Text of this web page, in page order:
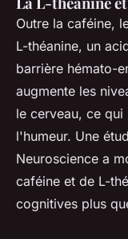
Outre la caféine,
L-théanine, un
barrière hémato-
augmente les
le cerveau, ce
l'humeur. Une
Neuroscience a
caféine et de L-
cognitives plus